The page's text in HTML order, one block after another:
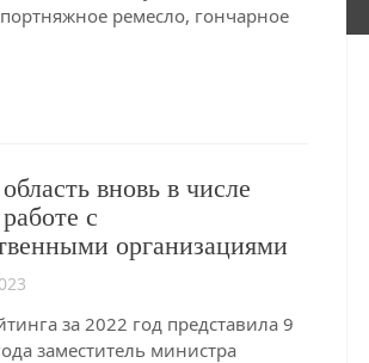
ремесло, гончарное
вновь в числе
с
организациями
за 2022 год представила 9
заместитель министра